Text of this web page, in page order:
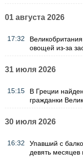
01 августа 2026
17:32
овощей из-за
31 июля 2026
15:15
В Греции
гражданки
30 июля 2026
16:32
Упавший с
девять